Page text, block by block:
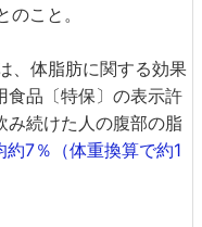
こと。
、体脂肪に関する効果
食品〔特保〕の表示許
み続けた人の腹部の脂
約7％（体重換算で約1